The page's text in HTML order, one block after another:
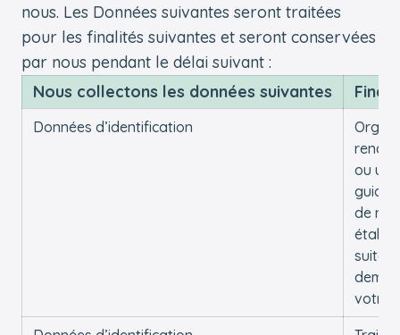
nous. Les Données suivantes seront traitées
pour les finalités suivantes et seront conservées
par nous pendant le délai suivant :
Nous collectons les données suivantes
Données d’identification
ou
de nos
suite
votre